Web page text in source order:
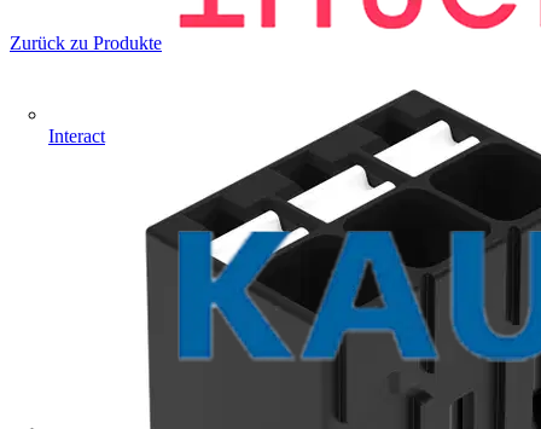
Interact
Zurück zu Produkte